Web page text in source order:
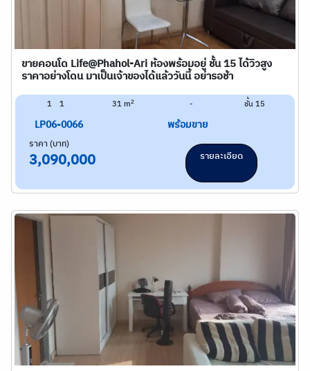
ขายคอนโด Life@Phahol-Ari ห้องพร้อมอยู่ ชั้น 15 ได้วิวสูง
ราคาอย่างโดน มาเป็นเจ้าของได้แล้ววันนี้ อย่ารอช้า
1 1 31 m2 - ชั้น 15
LP06-0066 พร้อมขาย
ราคา (บาท)
3,090,000 รายละเอียด